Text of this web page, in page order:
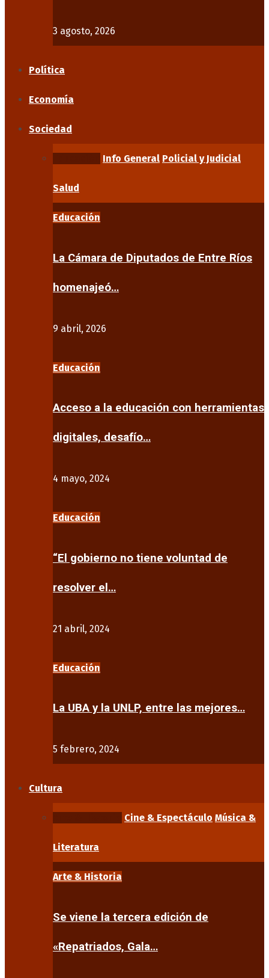
3 agosto, 2026
Política
Economía
Sociedad
Info General Policial y Judicial
Salud
Educación
La Cámara de Diputados de Entre Ríos
homenajeó…
9 abril, 2026
Educación
Acceso a la educación con herramientas
digitales, desafío…
4 mayo, 2024
Educación
“El gobierno no tiene voluntad de
resolver el…
21 abril, 2024
Educación
La UBA y la UNLP, entre las mejores…
5 febrero, 2024
Cultura
Cine & Espectáculo Música &
Literatura
Arte & Historia
Se viene la tercera edición de
«Repatriados, Gala…